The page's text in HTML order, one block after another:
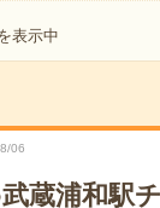
表示中
06
蔵浦和駅